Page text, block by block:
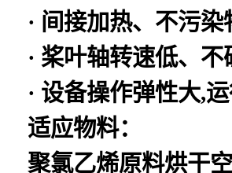
· 间接加热、不污染
· 桨叶轴转速低、
· 设备操作弹性大,
适应物料：
聚氯乙烯原料烘干